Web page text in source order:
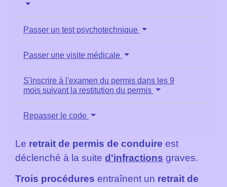
Passer un test psychotechnique
Passer une visite médicale
S'inscrire à l'examen du permis dans les 9
mois suivant la restitution du permis
Repasser le code
Le retrait de permis de conduire est
déclenché à la suite d'infractions graves.
Trois procédures entraînent un retrait de